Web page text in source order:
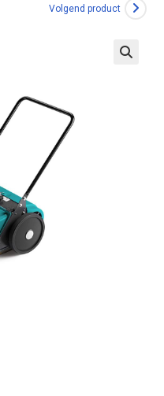
Volgend product